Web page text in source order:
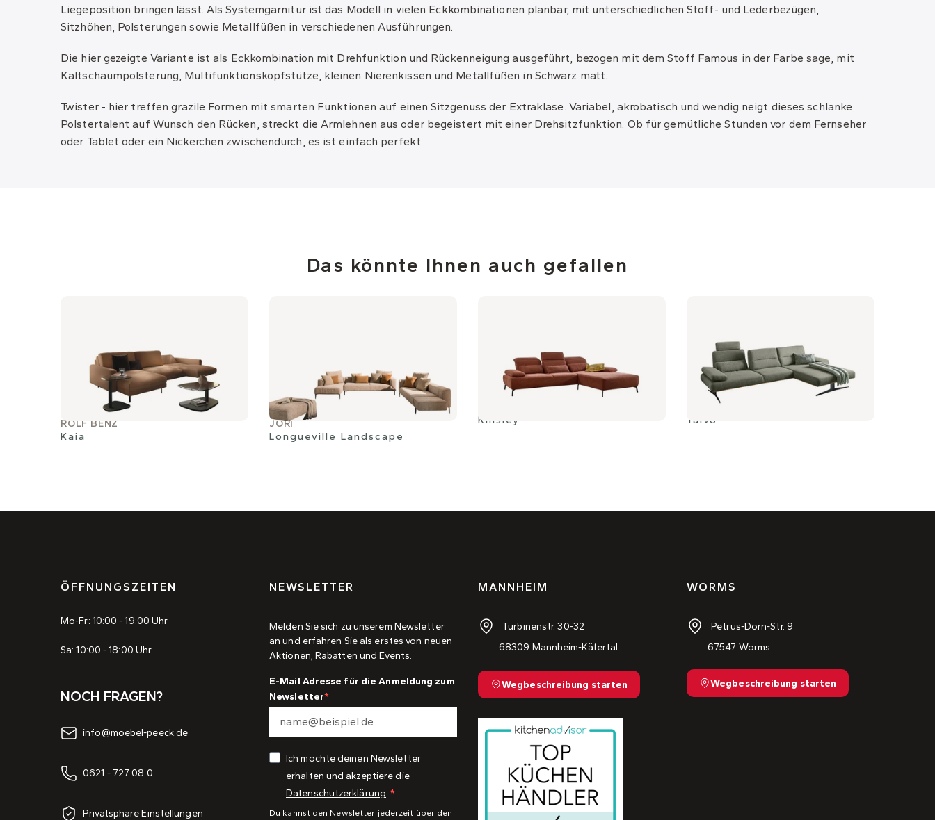
Liegeposition bringen lässt. Als Systemgarnitur ist das Modell in vielen Eckkombinationen planbar, mit unterschiedlichen Stoff- und Lederbezügen,
Sitzhöhen, Polsterungen sowie Metallfüßen in verschiedenen Ausführungen.
Die hier gezeigte Variante ist als Eckkombination mit Drehfunktion und Rückenneigung ausgeführt, bezogen mit dem Stoff Famous in der Farbe sage, mit
Kaltschaumpolsterung, Multifunktionskopfstütze, kleinen Nierenkissen und Metallfüßen in Schwarz matt.
Twister - hier treffen grazile Formen mit smarten Funktionen auf einen Sitzgenuss der Extraklase. Variabel, akrobatisch und wendig neigt dieses schlanke
Polstertalent auf Wunsch den Rücken, streckt die Armlehnen aus oder begeistert mit einer Drehsitzfunktion. Ob für gemütliche Stunden vor dem Fernseher
oder Tablet oder ein Nickerchen zwischendurch, es ist einfach perfekt.
Das könnte Ihnen auch gefallen
ROLF BENZ
Kaia
JORI
Longueville Landscape
Kinsley Taivo
ÖFFNUNGSZEITEN
Mo-Fr: 10:00 - 19:00 Uhr
Sa: 10:00 - 18:00 Uhr
NOCH FRAGEN?
info@moebel-peeck.de
0621 - 727 08 0
Privatsphäre Einstellungen
NEWSLETTER
Melden Sie sich zu unserem Newsletter
an und erfahren Sie als erstes von neuen
Aktionen, Rabatten und Events.
E-Mail Adresse für die Anmeldung zum
Newsletter
Ich möchte deinen Newsletter
erhalten und akzeptiere die
Datenschutzerklärung.
Du kannst den Newsletter jederzeit über den
MANNHEIM
Turbinenstr. 30-32
68309 Mannheim-Käfertal
Wegbeschreibung starten
WORMS
Petrus-Dorn-Str. 9
67547 Worms
Wegbeschreibung starten